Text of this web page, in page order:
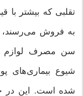
تقلبی که بیشتر با
سن مصرف لوازم
شیوع بیماری‌های
شده است. این در